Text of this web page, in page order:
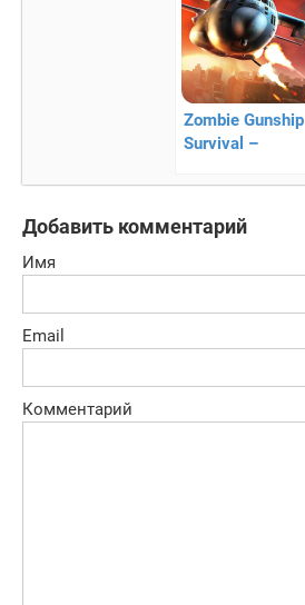
мутантов!!
Zombie Gunship
Survival –
зомби с
воздуха!
Добавить комментарий
Имя
Email
Комментарий